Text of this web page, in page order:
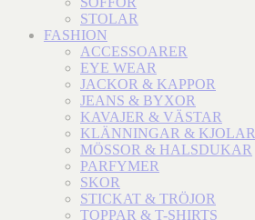
STOLAR
FASHION
ACCESSOARER
EYE WEAR
JACKOR & KAPPOR
JEANS & BYXOR
KAVAJER & VÄSTAR
KLÄNNINGAR & KJOLAR
MÖSSOR & HALSDUKAR
PARFYMER
SKOR
STICKAT & TRÖJOR
TOPPAR & T-SHIRTS